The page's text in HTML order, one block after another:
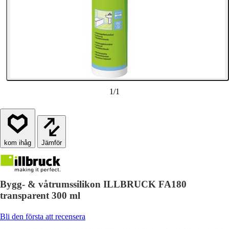
1/1
Jämför
Bygg- & våtrumssilikon ILLBRUCK FA180
transparent 300 ml
Bli den första att recensera